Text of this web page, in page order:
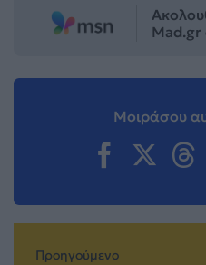
Mad.gr
Μοιράσου
Προηγούμενο